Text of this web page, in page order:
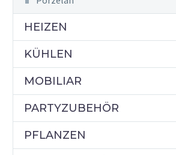
HEIZEN
KÜHLEN
MOBILIAR
PARTYZUBEHÖR
PFLANZEN